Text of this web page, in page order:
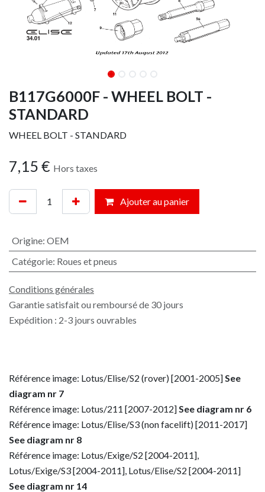
B117G6000F - WHEEL BOLT -
STANDARD
WHEEL BOLT - STANDARD
7,15 € Hors taxes
Ajouter au panier
Origine: OEM
Catégorie: Roues et pneus
Conditions générales
Garantie satisfait ou remboursé de 30 jours
Expédition : 2-3 jours ouvrables
Référence image: Lotus/Elise/S2 (rover) [2001-2005]See
diagram nr 7
Référence image: Lotus/211 [2007-2012]See diagram nr 6
Référence image: Lotus/Elise/S3 (non facelift) [2011-2017]
See diagram nr 8
Référence image: Lotus/Exige/S2 [2004-2011],
Lotus/Exige/S3 [2004-2011], Lotus/Elise/S2 [2004-2011]
See diagram nr 14